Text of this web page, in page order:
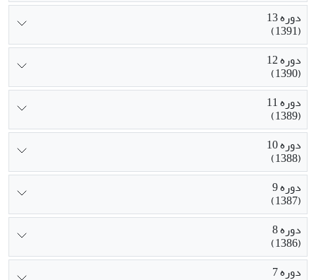
دوره 13
(1391)
دوره 12
(1390)
دوره 11
(1389)
دوره 10
(1388)
دوره 9
(1387)
دوره 8
(1386)
دوره 7